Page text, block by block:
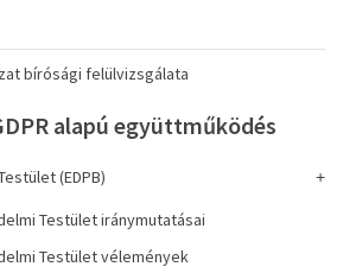
bírósági felülvizsgálata
alapú együttműködés
(EDPB)
Testület iránymutatásai
Testület vélemények